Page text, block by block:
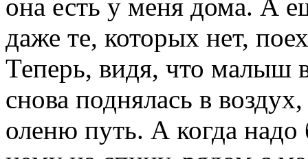
она есть у меня дома. А
даже те, которых нет,
Теперь, видя, что малыш
снова поднялась в
оленю путь. А когда надо